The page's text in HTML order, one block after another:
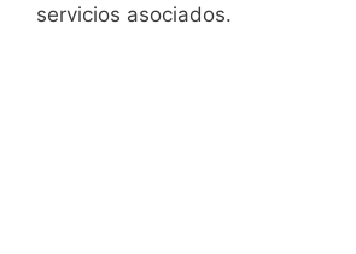
servicios asociados.